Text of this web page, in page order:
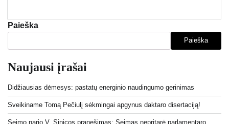
Paieška
Paieška
Naujausi įrašai
Didžiausias dėmesys: pastatų energinio naudingumo gerinimas
Sveikiname Tomą Pečiulį sėkmingai apgynus daktaro disertaciją!
Seimo nario V. Sinicos pranešimas: Seimas nepritarė parlamentaro